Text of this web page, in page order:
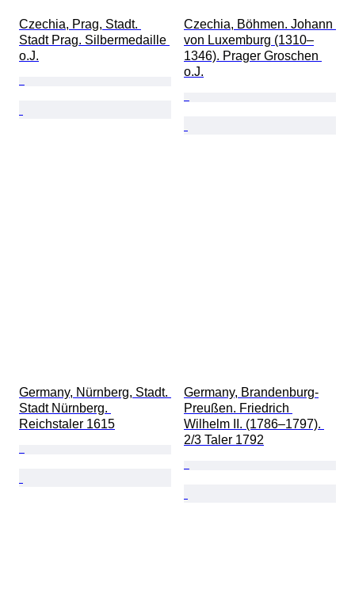
Czechia, Prag, Stadt.
Stadt Prag. Silbermedaille
o.J.
Czechia, Böhmen. Johann
von Luxemburg (1310–
1346). Prager Groschen
o.J.
Germany, Nürnberg, Stadt.
Stadt Nürnberg.
Reichstaler 1615
Germany, Brandenburg-
Preußen. Friedrich
Wilhelm II. (1786–1797).
2/3 Taler 1792